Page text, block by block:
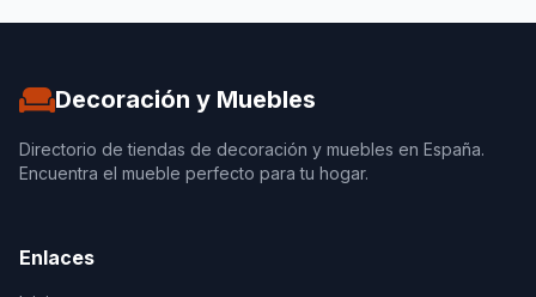
Decoración y Muebles
Directorio de tiendas de decoración y muebles en España.
Encuentra el mueble perfecto para tu hogar.
Enlaces